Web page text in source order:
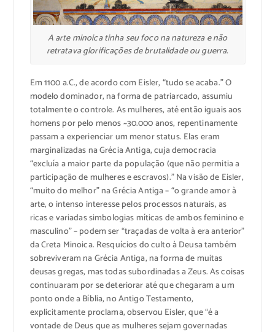
A arte minoica tinha seu foco na natureza e não
retratava glorificações de brutalidade ou guerra.
Em 1100 a.C., de acordo com Eisler, “tudo se acaba.” O
modelo dominador, na forma de patriarcado, assumiu
totalmente o controle. As mulheres, até então iguais aos
homens por pelo menos ~30.000 anos, repentinamente
passam a experienciar um menor status. Elas eram
marginalizadas na Grécia Antiga, cuja democracia
“excluía a maior parte da população (que não permitia a
participação de mulheres e escravos).” Na visão de Eisler,
“muito do melhor” na Grécia Antiga – “o grande amor à
arte, o intenso interesse pelos processos naturais, as
ricas e variadas simbologias míticas de ambos feminino e
masculino” – podem ser “traçadas de volta à era anterior”
da Creta Minoica. Resquícios do culto à Deusa também
sobreviveram na Grécia Antiga, na forma de muitas
deusas gregas, mas todas subordinadas a Zeus. As coisas
continuaram por se deteriorar até que chegaram a um
ponto onde a Bíblia, no Antigo Testamento,
explicitamente proclama, observou Eisler, que “é a
vontade de Deus que as mulheres sejam governadas